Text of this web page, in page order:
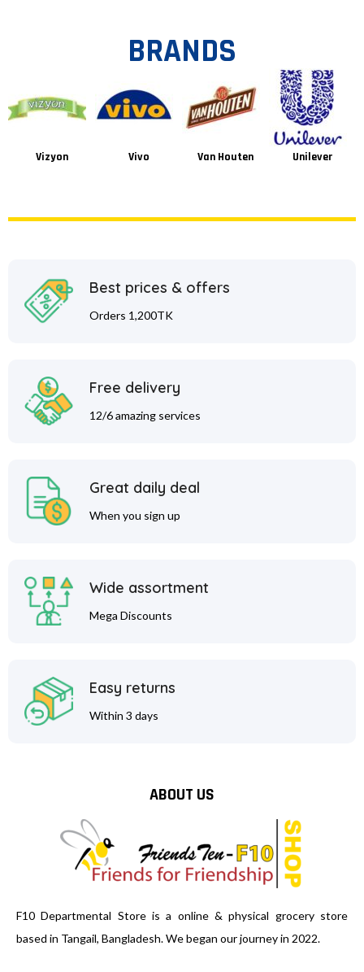
BRANDS
Vizyon Vivo Van Houten Unilever
Best prices & offers
Orders 1,200TK
Free delivery
12/6 amazing services
Great daily deal
When you sign up
Wide assortment
Mega Discounts
Easy returns
Within 3 days
ABOUT US
F10 Departmental Store is a online & physical grocery store
based in Tangail, Bangladesh. We began our journey in 2022.